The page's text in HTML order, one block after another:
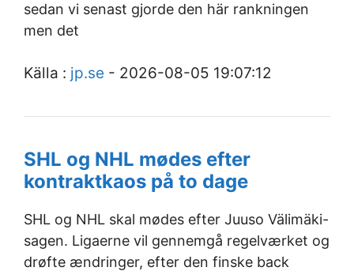
sedan vi senast gjorde den här rankningen
men det
Källa : jp.se - 2026-08-05 19:07:12
SHL og NHL mødes efter
kontraktkaos på to dage
SHL og NHL skal mødes efter Juuso Välimäki-
sagen. Ligaerne vil gennemgå regelværket og
drøfte ændringer, efter den finske back